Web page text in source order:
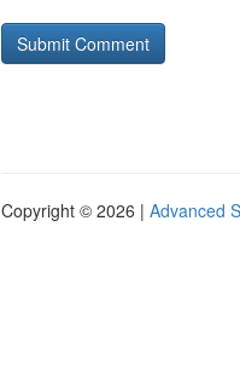
Copyright © 2026 | Advanced